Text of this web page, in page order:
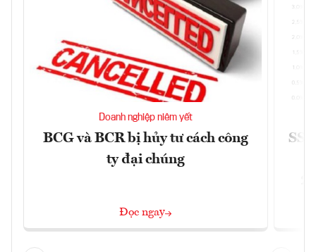
Doanh nghiệp niêm yết
BCG và BCR bị hủy tư cách công
ty đại chúng
Đọc ngay
SSI